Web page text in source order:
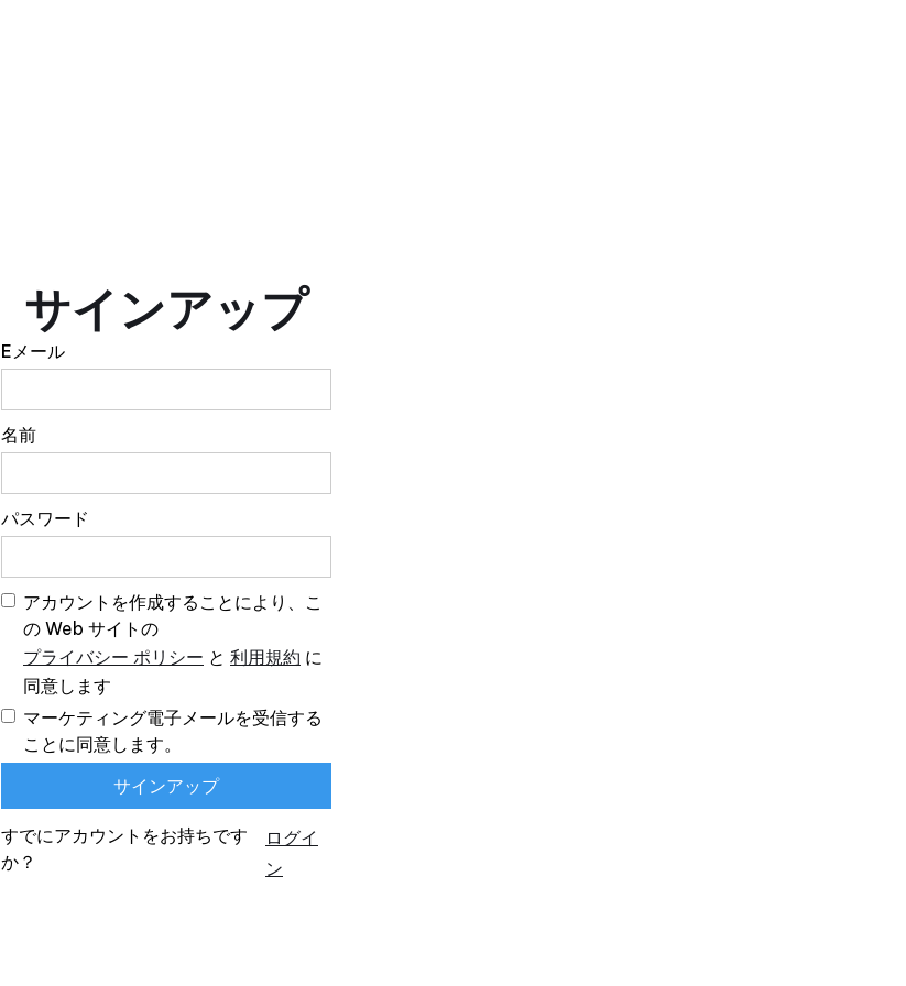
サインアップ
Eメール
名前
パスワード
アカウントを作成することにより、こ
の Web サイトの
プライバシー ポリシー と 利用規約 に
同意します
マーケティング電子メールを受信する
ことに同意します。
すでにアカウントをお持ちです
か？
ログイ
ン